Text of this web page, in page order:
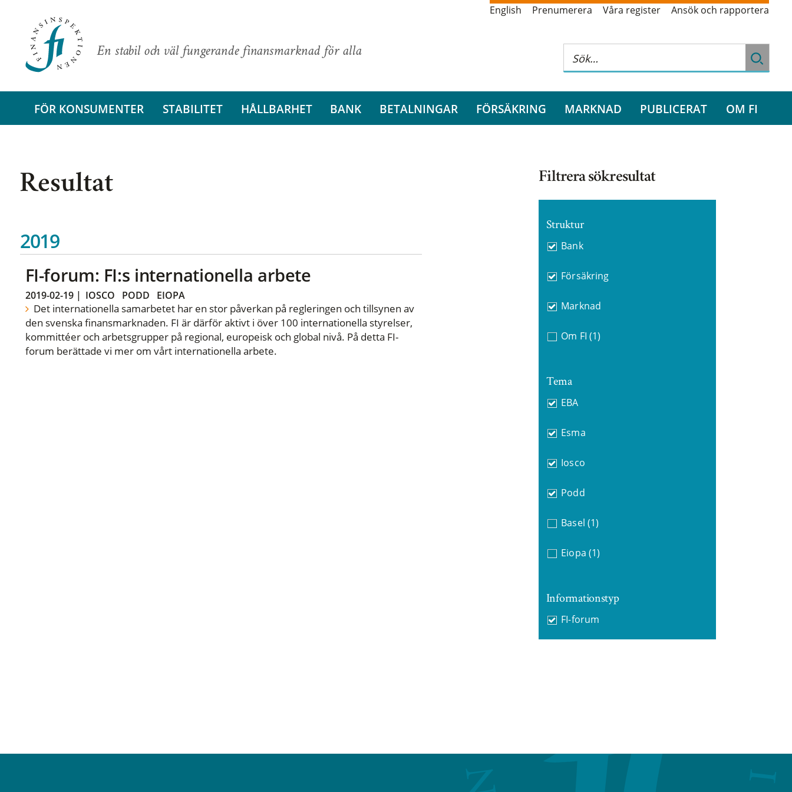
En stabil och väl fungerande finansmarknad för alla
English Prenumerera Våra register Ansök och rapportera
FÖR KONSUMENTER STABILITET HÅLLBARHET BANK BETALNINGAR FÖRSÄKRING MARKNAD PUBLICERAT OM FI
Resultat
2019
FI-forum: FI:s internationella arbete
2019-02-19| IOSCO PODD EIOPA
Det internationella samarbetet har en stor påverkan på regleringen och tillsynen av
den svenska finansmarknaden. FI är därför aktivt i över 100 internationella styrelser,
kommittéer och arbetsgrupper på regional, europeisk och global nivå. På detta FI-
forum berättade vi mer om vårt internationella arbete.
Filtrera sökresultat
Struktur
Bank
Försäkring
Marknad
Om FI (1)
Tema
EBA
Esma
Iosco
Podd
Basel (1)
Eiopa (1)
Informationstyp
FI-forum